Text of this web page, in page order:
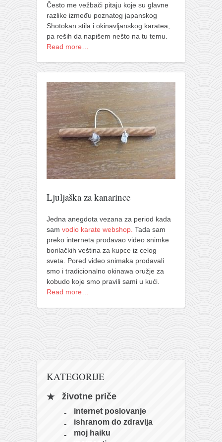
Često me vežbači pitaju koje su glavne
razlike između poznatog japanskog
Shotokan stila i okinavljanskog karatea,
pa reših da napišem nešto na tu temu.
Read more…
Ljuljaška za kanarince
Jedna anegdota vezana za period kada
sam vodio karate webshop. Tada sam
preko interneta prodavao video snimke
borilačkih veština za kupce iz celog
sveta. Pored video snimaka prodavali
smo i tradicionalno okinawa oružje za
kobudo koje smo pravili sami u kući.
Read more…
KATEGORIJE
životne priče
internet poslovanje
ishranom do zdravlja
moj haiku